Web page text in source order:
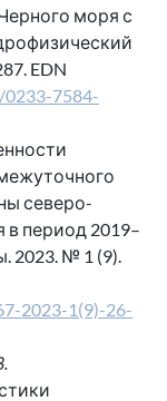
моря с
EDN
7584-
северо-
в период 2019–
2023. № 1 (9).
2023-1(9)-26-